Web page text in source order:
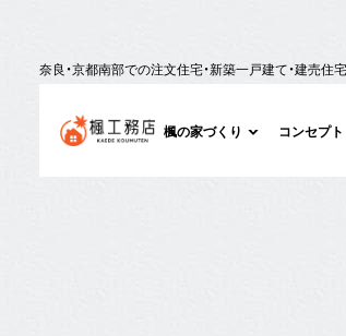
奈良・京都南部での注文住宅・新築一戸建て・建売住
楓の家づくり コンセプト